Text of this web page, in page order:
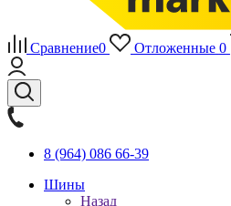
Сравнение0 Отложенные 0
8 (964) 086 66-39
Шины
Назад